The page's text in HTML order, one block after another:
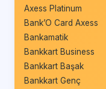
Axess Platinum
Bank’O Card Axess
Bankamatik
Bankkart Business
Bankkart Başak
Bankkart Genç